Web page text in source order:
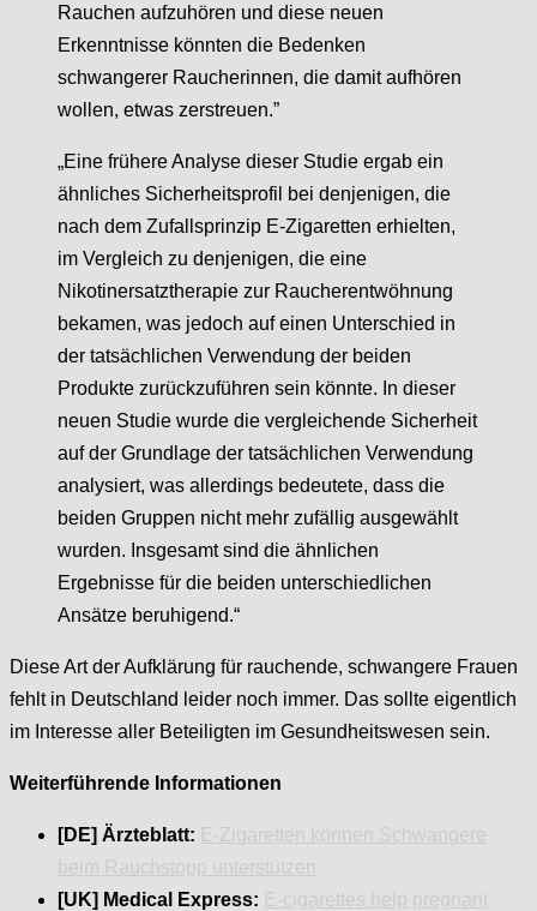
Rauchen aufzuhören und diese neuen
Erkenntnisse könnten die Bedenken
schwangerer Raucherinnen, die damit aufhören
wollen, etwas zerstreuen.”
„Eine frühere Analyse dieser Studie ergab ein
ähnliches Sicherheitsprofil bei denjenigen, die
nach dem Zufallsprinzip E-Zigaretten erhielten,
im Vergleich zu denjenigen, die eine
Nikotinersatztherapie zur Raucherentwöhnung
bekamen, was jedoch auf einen Unterschied in
der tatsächlichen Verwendung der beiden
Produkte zurückzuführen sein könnte. In dieser
neuen Studie wurde die vergleichende Sicherheit
auf der Grundlage der tatsächlichen Verwendung
analysiert, was allerdings bedeutete, dass die
beiden Gruppen nicht mehr zufällig ausgewählt
wurden. Insgesamt sind die ähnlichen
Ergebnisse für die beiden unterschiedlichen
Ansätze beruhigend.“
Diese Art der Aufklärung für rauchende, schwangere Frauen
fehlt in Deutschland leider noch immer. Das sollte eigentlich
im Interesse aller Beteiligten im Gesundheitswesen sein.
Weiterführende Informationen
[DE] Ärzteblatt:
[UK] Medical Express: